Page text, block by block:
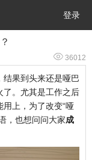
登录
 36012
果到头来还是哑巴
了。尤其是工作之后
上，为了改变“哑
，也想问问大家成